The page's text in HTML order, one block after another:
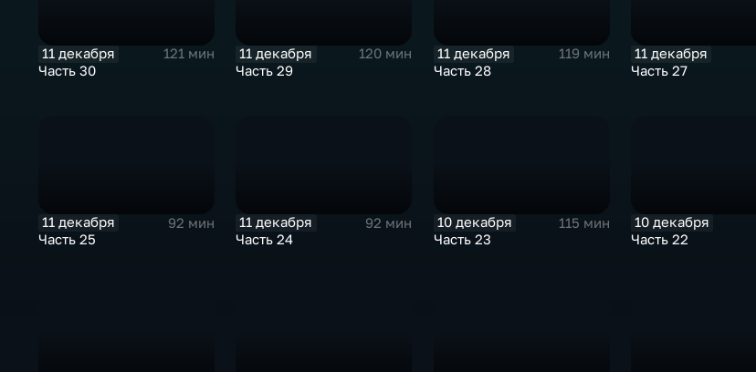
11 декабря
121 мин
Часть 30
11 декабря
120 мин
Часть 29
11 декабря
119 мин
Часть 28
11 декабря
Часть 27
11 декабря
92 мин
Часть 25
11 декабря
92 мин
Часть 24
10 декабря
115 мин
Часть 23
10 декабря
Часть 22